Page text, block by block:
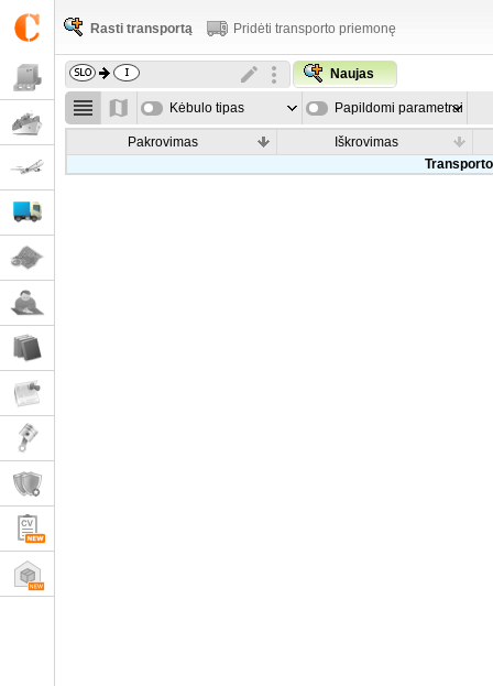
Rasti transportą Pridėti transporto priemonę
Naujas
Kėbulo tipas Papildomi parametrai
Pakrovimas
Iškrovimas